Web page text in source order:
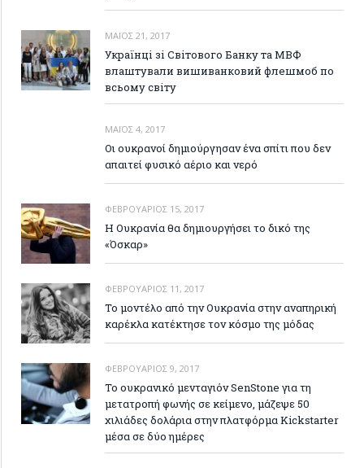
ΜΆΙΟΣ 21, 2017
Українці зі Світового Банку та МВФ
влаштували вишиванковий флешмоб по
всьому світу
ΜΆΙΟΣ 4, 2017
Οι ουκρανοί δημιούργησαν ένα σπίτι που δεν
απαιτεί φυσικό αέριο και νερό
ΦΕΒΡΟΥΆΡΙΟΣ 15, 2017
Η Ουκρανία θα δημιουργήσει το δικό της
«Όσκαρ»
ΦΕΒΡΟΥΆΡΙΟΣ 11, 2017
Το μοντέλο από την Ουκρανία στην αναπηρική
καρέκλα κατέκτησε τον κόσμο της μόδας
ΦΕΒΡΟΥΆΡΙΟΣ 9, 2017
Το ουκρανικό μενταγιόν SenStone για τη
μετατροπή φωνής σε κείμενο, μάζεψε 50
χιλιάδες δολάρια στην πλατφόρμα Kickstarter
μέσα σε δύο ημέρες